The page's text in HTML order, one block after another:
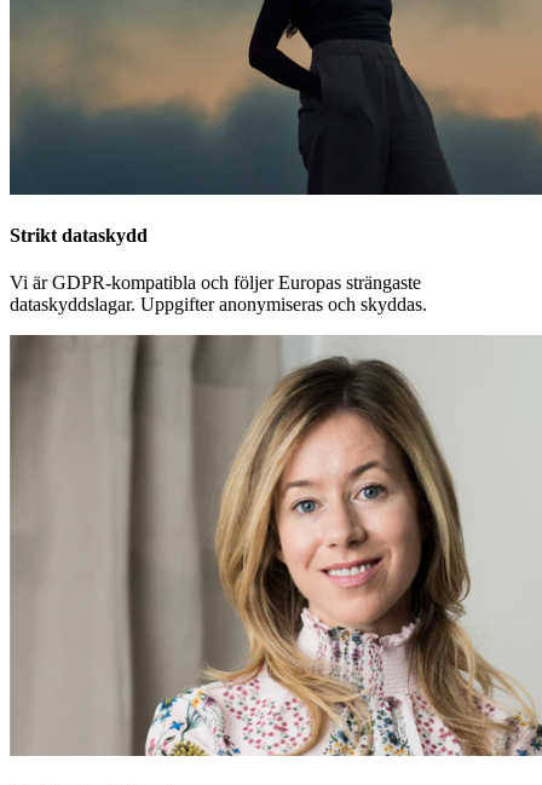
Strikt dataskydd
Vi är GDPR-kompatibla och följer Europas strängaste
dataskyddslagar. Uppgifter anonymiseras och skyddas.